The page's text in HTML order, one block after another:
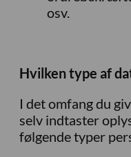
osv.
Hvilken type af
I det omfang du
selv indtaster
følgende typer